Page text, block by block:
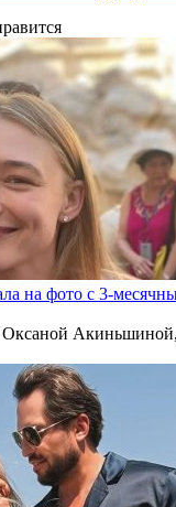
на фото с 3-